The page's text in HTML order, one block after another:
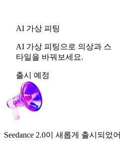
AI 가상 피팅
AI 가상 피팅으로 의상과 스
타일을 바꿔보세요.
출시 예정
Seedance 2.0이 새롭게 출시되었